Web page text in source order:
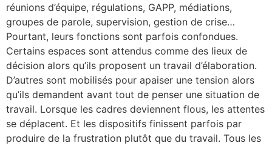
réunions d’équipe, régulations, GAPP, médiations,
groupes de parole, supervision, gestion de crise…
Pourtant, leurs fonctions sont parfois confondues.
Certains espaces sont attendus comme des lieux de
décision alors qu’ils proposent un travail d’élaboration.
D’autres sont mobilisés pour apaiser une tension alors
qu’ils demandent avant tout de penser une situation de
travail. Lorsque les cadres deviennent flous, les attentes
se déplacent. Et les dispositifs finissent parfois par
produire de la frustration plutôt que du travail. Tous les